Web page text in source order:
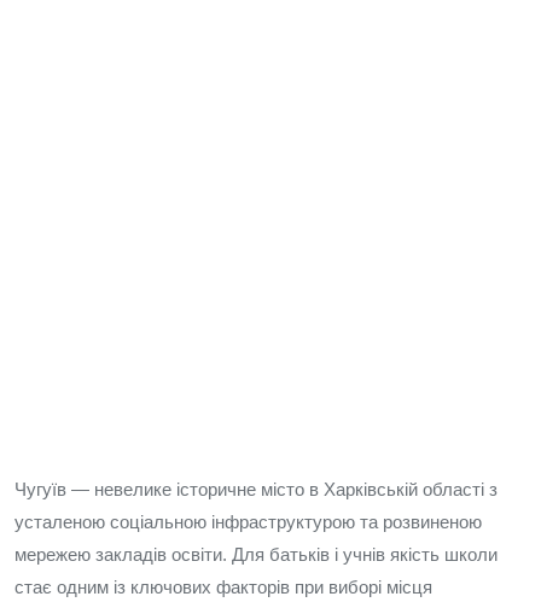
Чугуїв — невелике історичне місто в Харківській області з
усталеною соціальною інфраструктурою та розвиненою
мережею закладів освіти. Для батьків і учнів якість школи
стає одним із ключових факторів при виборі місця